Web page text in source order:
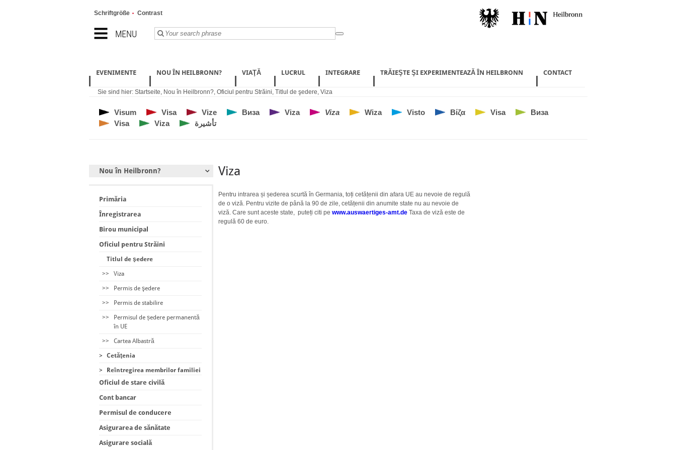
MENU
Schriftgröße Contrast
EVENIMENTE NOU ÎN HEILBRONN? VIAŢĂ LUCRUL INTEGRARE TRĂIEŞTE ŞI EXPERIMENTEAZĂ ÎN HEILBRONN CONTACT
Sie sind hier: Startseite, Nou în Heilbronn?, Oficiul pentru Străini, Titlul de şedere, Viza
Visum Visa Vize Виза Viza Viza Wiza Visto Βίζα Visa
Виза
Visa
Viza تأشيرة
Nou în Heilbronn?
Primăria
Înregistrarea
Birou municipal
Oficiul pentru Străini
Titlul de şedere
>> Viza
>> Permis de şedere
>> Permis de stabilire
>>
Permisul de ședere permanentă
în UE
>> Cartea Albastră
> Cetăţenia
> Reîntregirea membrilor familiei
Oficiul de stare civilă
Cont bancar
Permisul de conducere
Asigurarea de sănătate
Asigurare socială
Viza
Pentru intrarea și șederea scurtă în Germania, toți cetățenii din afara UE au nevoie de regulă
de o viză. Pentru vizite de până la 90 de zile, cetățenii din anumite state nu au nevoie de
viză. Care sunt aceste state, puteți citi pewww.auswaertiges-amt.de Taxa de viză este de
regulă 60 de euro.